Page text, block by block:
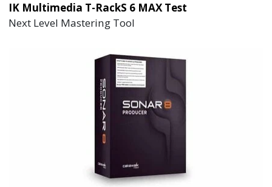
IK Multimedia T-RackS 6 MAX Test
Next Level Mastering Tool